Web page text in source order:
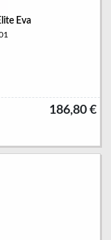
Eva
186,80 €